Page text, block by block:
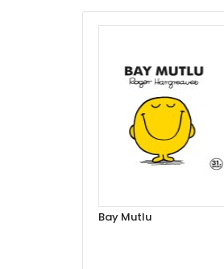
Bay Mutlu